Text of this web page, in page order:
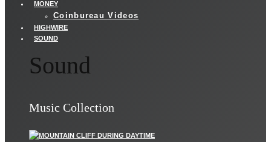
MONEY
Coinbureau Videos
HIGHWIRE
SOUND
Sound
Music Collection